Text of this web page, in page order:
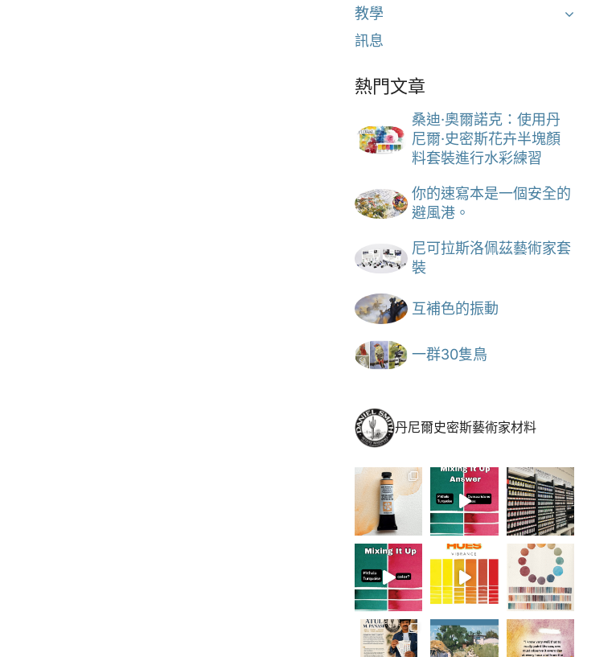
教學
訊息
熱門文章
桑迪·奧爾諾克：使用丹
尼爾·史密斯花卉半塊顏
料套裝進行水彩練習
你的速寫本是一個安全的
避風港。
尼可拉斯洛佩茲藝術家套
裝
互補色的振動
一群30隻鳥
丹尼爾史密斯藝術家材料